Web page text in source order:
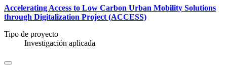
Accelerating Access to Low Carbon Urban Mobility Solutions
through Digitalization Project (ACCESS)
Tipo de proyecto
Investigación aplicada